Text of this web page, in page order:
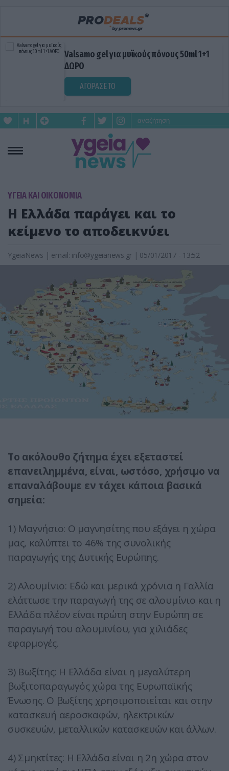
Valsamo gel για μυϊκούς πόνους 50ml 1+1
ΔΩΡΟ
ΑΓΟΡΑΣΕ ΤΟ
ΥΓΕΙΑ ΚΑΙ ΟΙΚΟΝΟΜΙΑ
Η Ελλάδα παράγει και το
κείμενο το αποδεικνύει
YgeiaNews | email: info@ygeianews.gr | 05/01/2017 - 13:52
Το ακόλουθο ζήτημα έχει εξεταστεί
επανειλημμένα, είναι, ωστόσο, χρήσιμο να
επαναλάβουμε εν τάχει κάποια βασικά
σημεία:
1) Μαγνήσιο: Ο μαγνησίτης που εξάγει η χώρα
μας, καλύπτει το 46% της συνολικής
παραγωγής της Δυτικής Ευρώπης.
2) Αλουμίνιο: Εδώ και μερικά χρόνια η Γαλλία
ελάττωσε την παραγωγή της σε αλουμίνιο και η
Ελλάδα πλέον είναι πρώτη στην Ευρώπη σε
παραγωγή του αλουμινίου, για χιλιάδες
εφαρμογές.
3) Βωξίτης: Η Ελλάδα είναι η μεγαλύτερη
βωξιτοπαραγωγός χώρα της Ευρωπαϊκής
Ένωσης. Ο βωξίτης χρησιμοποιείται και στην
κατασκευή αεροσκαφών, ηλεκτρικών
συσκευών, μεταλλικών κατασκευών και άλλων.
4) Σμηκτίτες: Η Ελλάδα είναι η 2η χώρα στον